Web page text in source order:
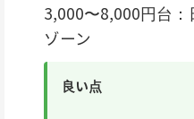
3,000〜8,000円台
ゾーン
良い点